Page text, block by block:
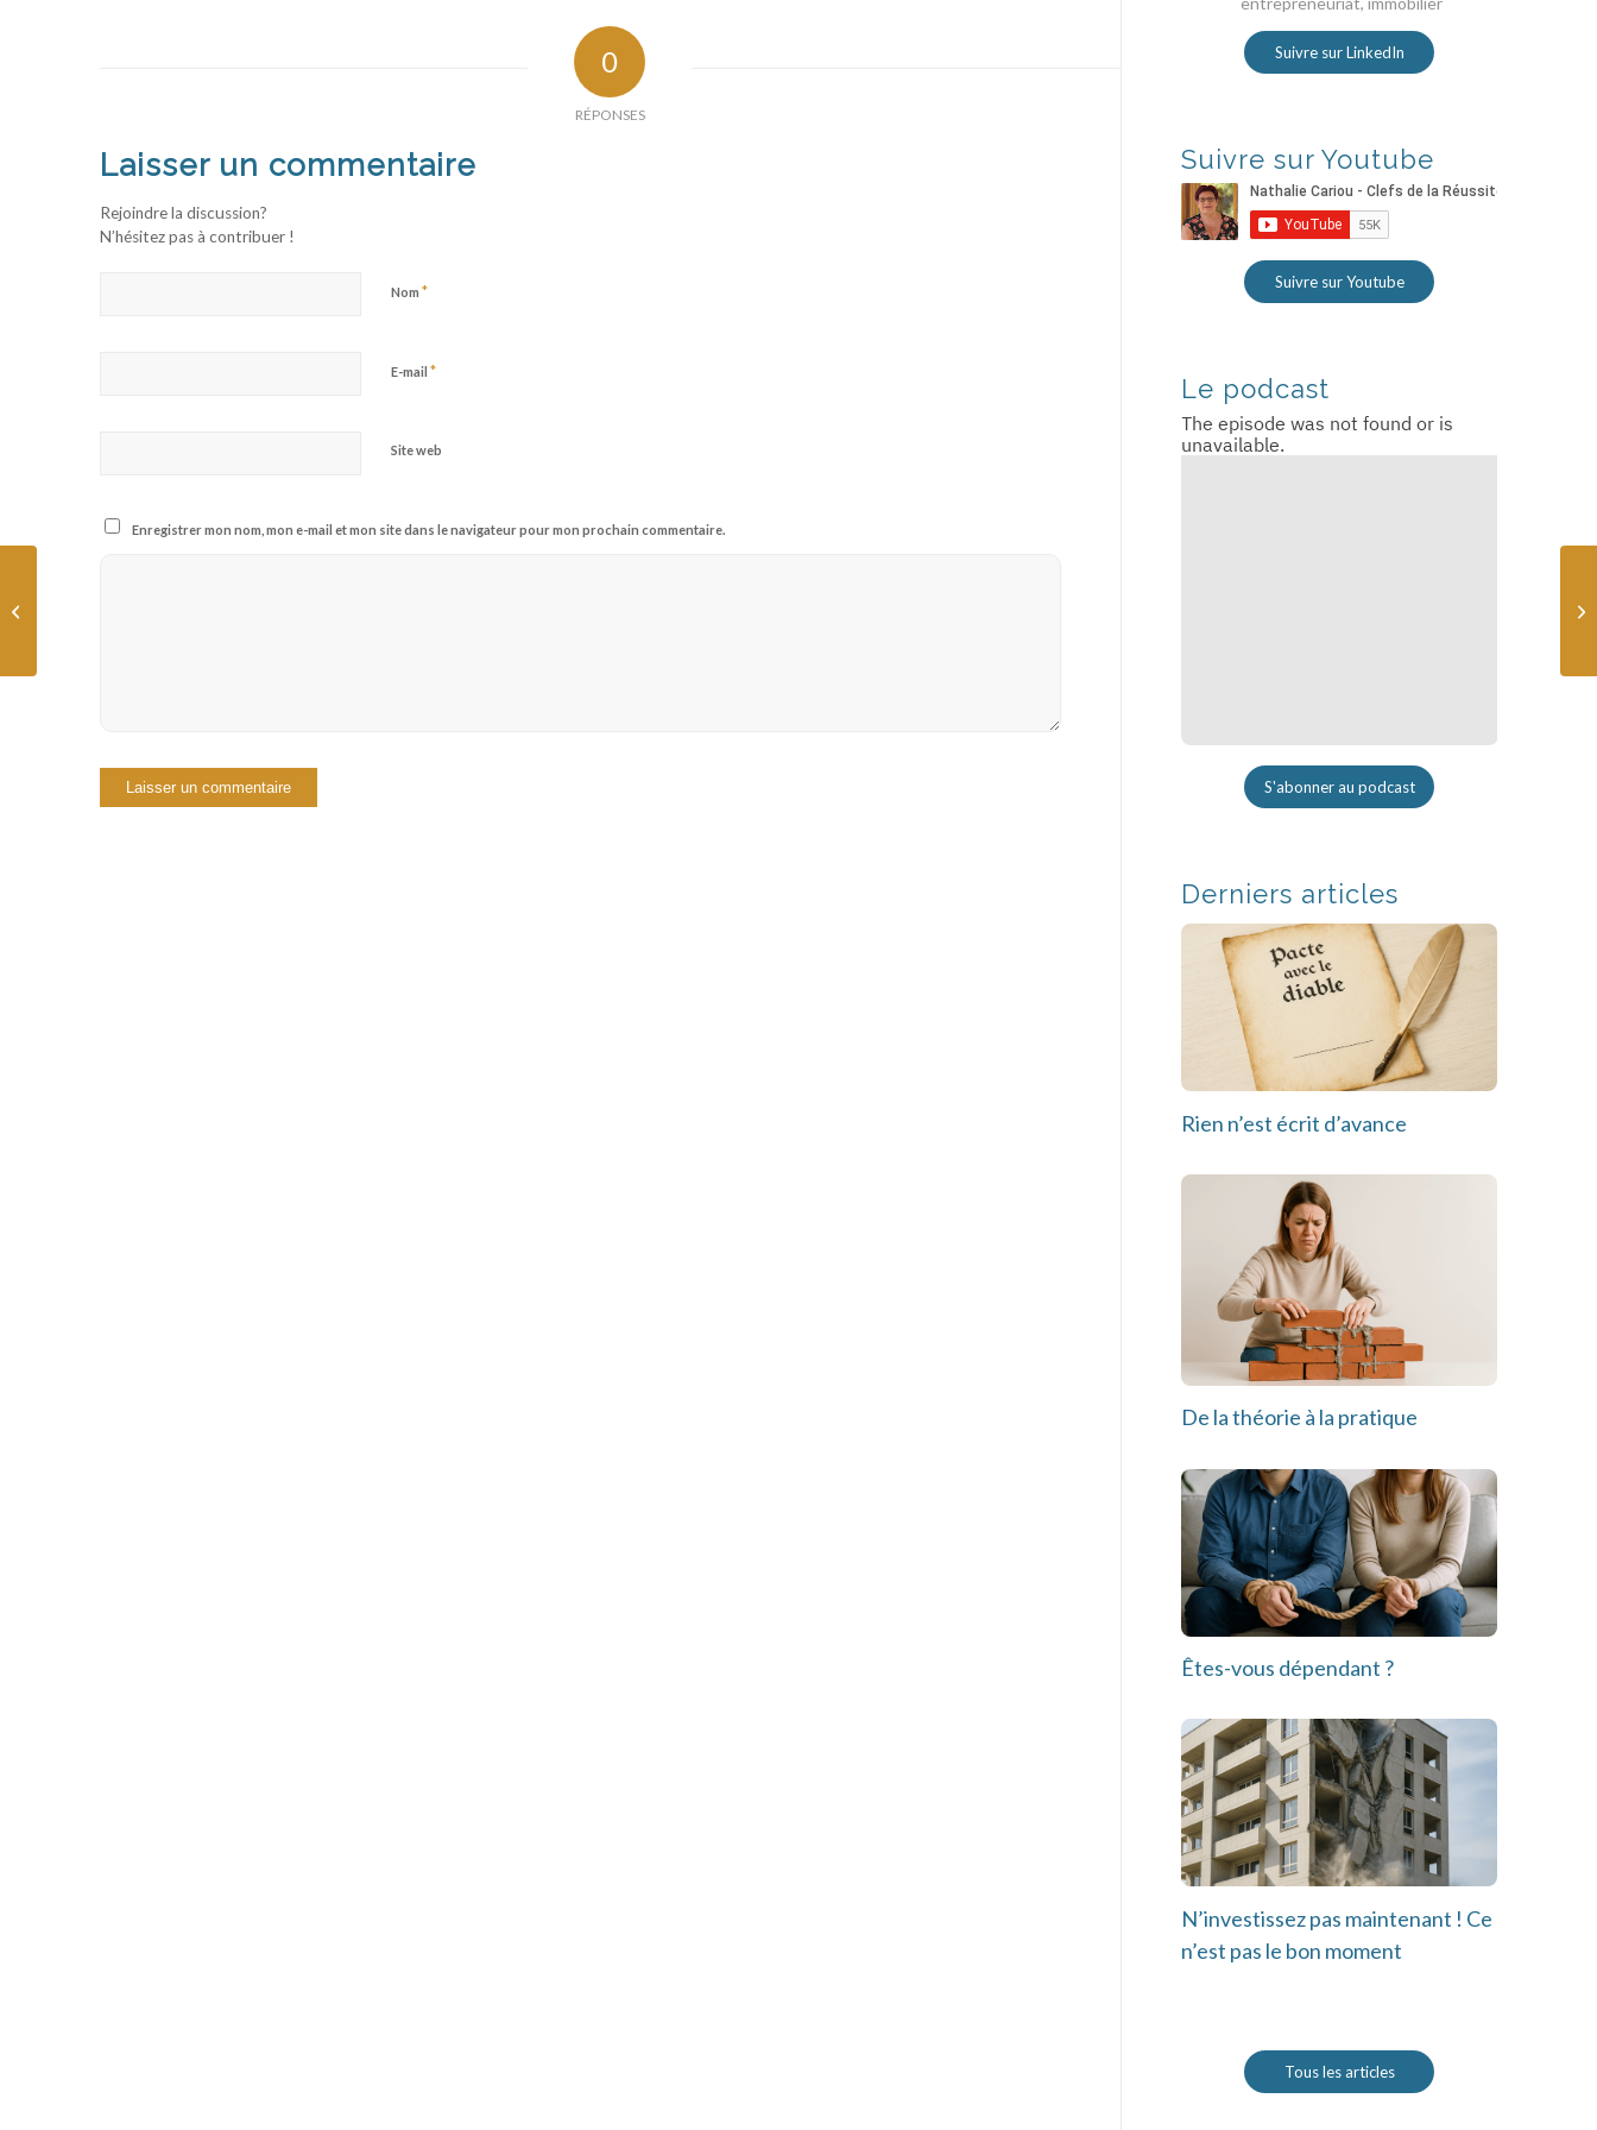
0
RÉPONSES
Laisser un commentaire
Rejoindre la discussion?
N’hésitez pas à contribuer !
Nom *
E-mail *
Site web
Enregistrer mon nom, mon e-mail et mon site dans le navigateur pour mon prochain commentaire.
Suivre sur LinkedIn
Suivre sur Youtube
Suivre sur Youtube
Le podcast
S'abonner au podcast
Derniers articles
Rien n’est écrit d’avance
De la théorie à la pratique
Êtes-vous dépendant ?
N’investissez pas maintenant ! Ce
n’est pas le bon moment
Tous les articles